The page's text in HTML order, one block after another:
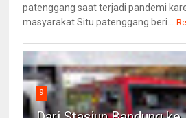
patenggang saat terjadi pandemi
masyarakat Situ patenggang beri...
9